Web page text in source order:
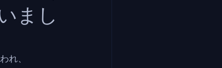
まし
れ、